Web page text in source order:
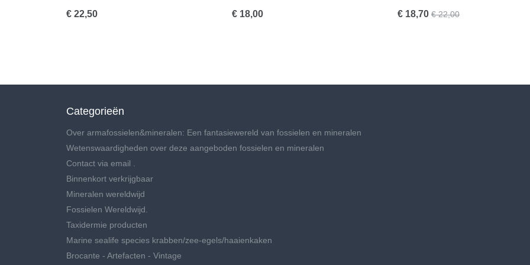
€ 22,50 € 18,00 € 18,70 € 22,00
Categorieën
Over armafossielen&mineralen: Een fantasiewereld van fossielen en mineralen
Wetenswaardigheden over deze aangeboden fossielen en mineralen
Contact via email .
Binnenkort verkrijgbaar
Mineralen wereldwijd
Fossielen Wereldwijd.
Taxidermie producten
Marine sealife species krabben/zee-egels/haaienkaken
Brocante - Artefacten - Vintage